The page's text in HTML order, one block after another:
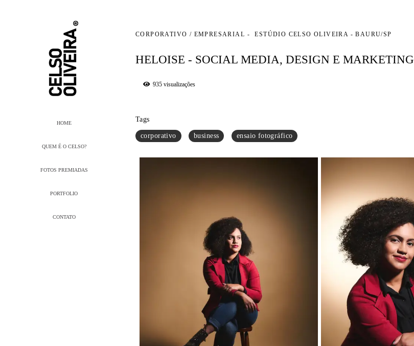
HOME
QUEM É O CELSO?
FOTOS PREMIADAS
PORTFOLIO
CONTATO
CORPORATIVO / EMPRESARIAL ESTÚDIO CELSO OLIVEIRA - BAURU/SP
HELOISE - SOCIAL MEDIA, DESIGN E MARKETING
935 visualizações
Tags
corporativo business ensaio fotográfico